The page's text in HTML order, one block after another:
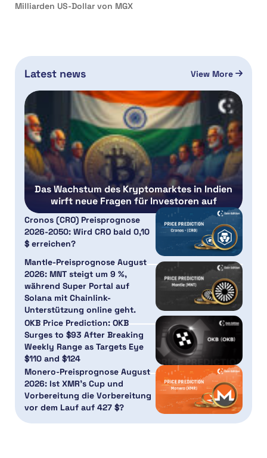
Milliarden US-Dollar von MGX
Latest news View More
Das Wachstum des Kryptomarktes in Indien
wirft neue Fragen für Investoren auf
Cronos (CRO) Preisprognose
2026-2050: Wird CRO bald 0,10
$ erreichen?
Mantle-Preisprognose August
2026: MNT steigt um 9 %,
während Super Portal auf
Solana mit Chainlink-
Unterstützung online geht.
OKB Price Prediction: OKB
Surges to $93 After Breaking
Weekly Range as Targets Eye
$110 and $124
Monero-Preisprognose August
2026: Ist XMR’s Cup und
Vorbereitung die Vorbereitung
vor dem Lauf auf 427 $?